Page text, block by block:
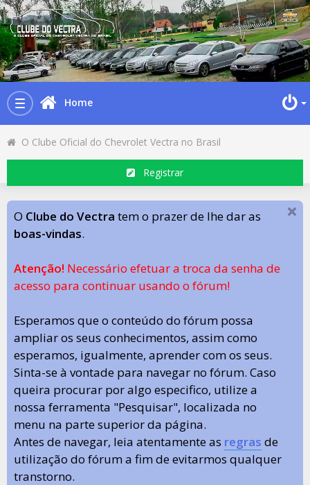
Toggle
navigation
Home
O Clube Oficial do Chevrolet Vectra no Brasil
Registrar
O Clube do Vectra tem o prazer de lhe dar as
boas-vindas.
Atenção! Necessário efetuar a troca da senha de
acesso para continuar usando o fórum!
Esperamos que o conteúdo do fórum possa
ampliar os seus conhecimentos, assim como
esperamos, igualmente, aprender com os seus.
Sinta-se à vontade para navegar no fórum. Caso
queira procurar por algo especifico, utilize a
nossa ferramenta "Pesquisar", localizada no
menu na parte superior da página.
Antes de navegar, leia atentamente as regras de
utilização do fórum a fim de evitarmos qualquer
transtorno.